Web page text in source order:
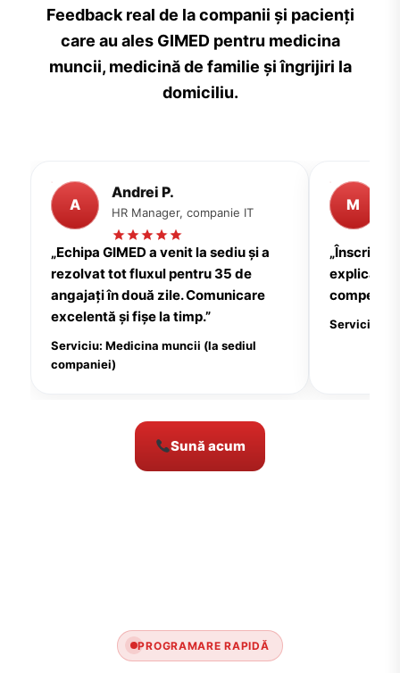
Feedback real de la companii și pacienți
care au ales GIMED pentru medicina
muncii, medicină de familie și îngrijiri la
domiciliu.
A
Andrei P.
HR Manager, companie IT
„Echipa GIMED a venit la sediu și a
rezolvat tot fluxul pentru 35 de
angajați în două zile. Comunicare
excelentă și fișe la timp.”
Serviciu: Medicina muncii (la sediul
companiei)
M
explicații
Serviciu:
Sună acum
PROGRAMARE RAPIDĂ